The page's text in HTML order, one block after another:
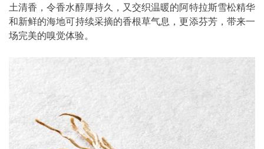
土清香，令香水醇厚持久，又交织温暖的阿特拉斯雪松精华
和新鲜的海地可持续采摘的香根草气息，更添芬芳，带来一
场完美的嗅觉体验。